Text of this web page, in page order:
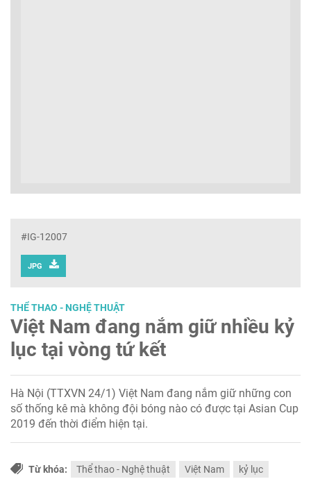
#IG-12007
JPG
THỂ THAO - NGHỆ THUẬT
Việt Nam đang nắm giữ nhiều kỷ
lục tại vòng tứ kết
Hà Nội (TTXVN 24/1) Việt Nam đang nắm giữ những con
số thống kê mà không đội bóng nào có được tại Asian Cup
2019 đến thời điểm hiện tại.
Từ khóa: Thể thao - Nghệ thuật Việt Nam
kỷ lục